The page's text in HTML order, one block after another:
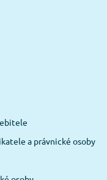
a právnické osoby